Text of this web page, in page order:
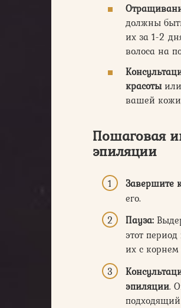
должны
их за 1-2
волоса на
красоты
вашей
Пошаговая
эпиляции
Завершите
его.
Пауза:
этот
их с корнем
эпиляции.